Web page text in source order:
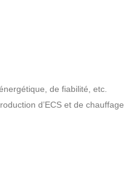
de fiabilité, etc.
d’ECS et de chauffage